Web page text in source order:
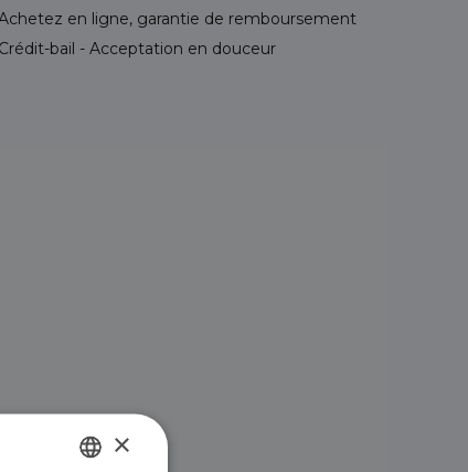
en ligne, garantie de remboursement
Crédit-bail - Acceptation en douceur
×